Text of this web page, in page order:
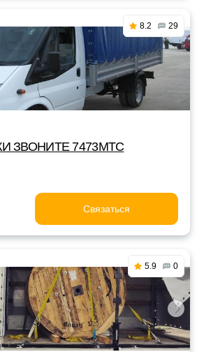
8.2 29
ЗВОНИТЕ 7473МТС
Связаться
5.9 0